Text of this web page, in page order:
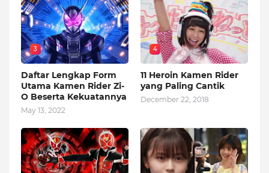
3
Daftar Lengkap Form
Utama Kamen Rider Zi-
O Beserta Kekuatannya
May 13, 2022
4
11 Heroin Kamen Rider
yang Paling Cantik
December 22, 2018